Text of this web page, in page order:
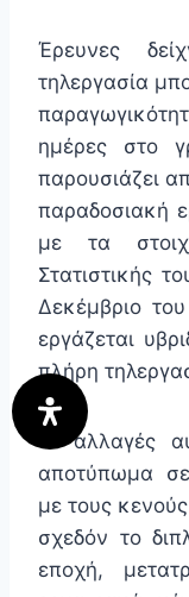
Έρευνες
τηλεργασία
ημέρες στο
παρουσιάζει
παραδοσιακή
με τα
Στατιστικής
Δεκέμβριο
εργάζεται
πλήρη
Οι αλλαγές
αποτύπωμα
με τους
σχεδόν το
εποχή,